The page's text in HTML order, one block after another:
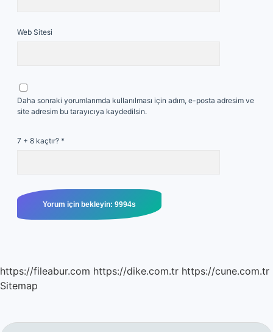
Web Sitesi
Daha sonraki yorumlarımda kullanılması için adım, e-posta adresim ve
site adresim bu tarayıcıya kaydedilsin.
7 + 8 kaçtır? *
https://fileabur.com https://dike.com.tr https://cune.com.tr
Sitemap